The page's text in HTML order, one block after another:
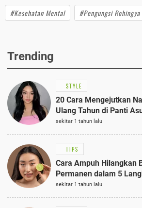
#Kesehatan Mental #Pengungsi Rohingya
Trending
STYLE
20 Cara Mengejutkan
Ulang Tahun di Panti
Anggun dengan Kaftan
sekitar 1 tahun lalu
TIPS
Cara Ampuh Hilangkan
Permanen dalam 5
sekitar 1 tahun lalu